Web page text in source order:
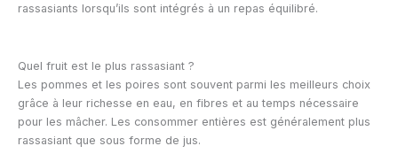
rassasiants lorsqu’ils sont intégrés à un repas équilibré.
Quel fruit est le plus rassasiant ?
Les pommes et les poires sont souvent parmi les meilleurs choix
grâce à leur richesse en eau, en fibres et au temps nécessaire
pour les mâcher. Les consommer entières est généralement plus
rassasiant que sous forme de jus.